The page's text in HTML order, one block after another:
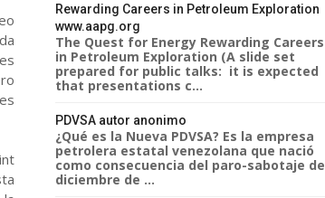
Rewarding Careers in Petroleum Exploration
www.aapg.org
The Quest for Energy Rewarding Careers
in Petroleum Exploration (A slide set
prepared for public talks: it is expected
that presentations c...
PDVSA autor anonimo
¿Qué es la Nueva PDVSA? Es la empresa
petrolera estatal venezolana que nació
como consecuencia del paro-sabotaje de
diciembre de ...